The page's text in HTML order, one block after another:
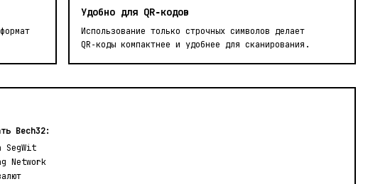
Удобно для QR‑кодов
Использование только строчных символов делает
QR‑коды компактнее и удобнее для сканирования.
Bech32:
SegWit
Network